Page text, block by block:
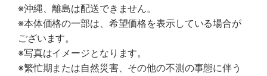
※沖縄、離島は配送できません。
※本体価格の一部は、希望価格を表示している場合が
ございます。
※写真はイメージとなります。
※繁忙期または自然災害、その他の不測の事態に伴う